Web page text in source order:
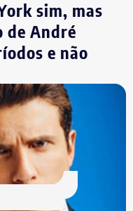
dez
terá exibições no
Centro do Rio; no
Parque
sim, mas
de André
e não